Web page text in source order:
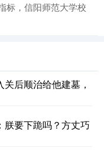
标，信阳师范大学校
后顺治给他建墓，
朕要下跪吗？方丈巧